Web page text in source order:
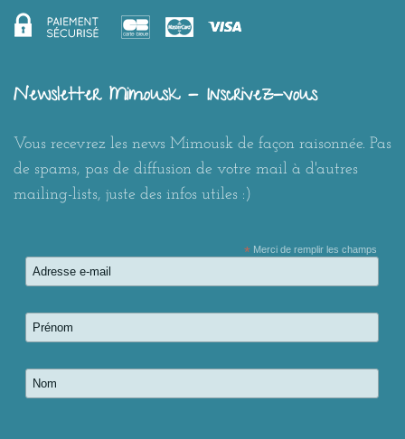
Newsletter Mimousk - Inscrivez-vous
Vous recevrez les news Mimousk de façon raisonnée. Pas
de spams, pas de diffusion de votre mail à d'autres
mailing-lists, juste des infos utiles :)
*Merci de remplir les champs